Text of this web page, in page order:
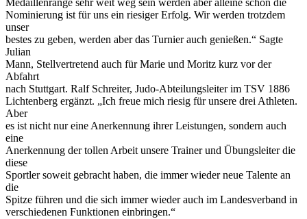
Medaillenränge sehr weit weg sein werden aber alleine schon die
Nominierung ist für uns ein riesiger Erfolg. Wir werden trotzdem
unser
bestes zu geben, werden aber das Turnier auch genießen.“ Sagte
Julian
Mann, Stellvertretend auch für Marie und Moritz kurz vor der
Abfahrt
nach Stuttgart. Ralf Schreiter, Judo-Abteilungsleiter im TSV 1886
Lichtenberg ergänzt. „Ich freue mich riesig für unsere drei Athleten.
Aber
es ist nicht nur eine Anerkennung ihrer Leistungen, sondern auch
eine
Anerkennung der tollen Arbeit unsere Trainer und Übungsleiter die
diese
Sportler soweit gebracht haben, die immer wieder neue Talente an
die
Spitze führen und die sich immer wieder auch im Landesverband in
verschiedenen Funktionen einbringen.“